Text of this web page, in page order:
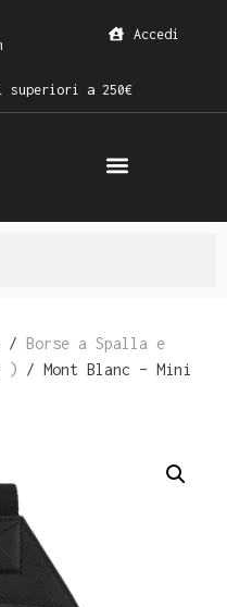
Accedi
a 250€
/ Borse a Spalla e
) / Mont Blanc – Mini